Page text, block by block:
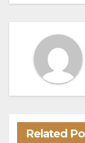
Related